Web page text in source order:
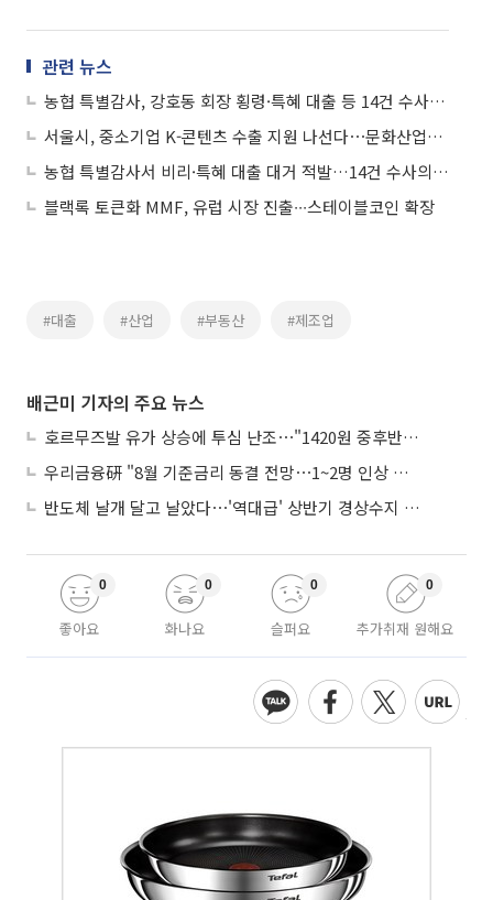
관련 뉴스
농협 특별감사, 강호동 회장 횡령·특혜 대출 등 14건 수사의뢰(종합)
서울시, 중소기업 K-콘텐츠 수출 지원 나선다⋯문화산업보증 도입
농협 특별감사서 비리·특혜 대출 대거 적발…14건 수사의뢰·96건 제도개선
블랙록 토큰화 MMF, 유럽 시장 진출∙∙∙스테이블코인 확장
#대출 #산업 #부동산 #제조업
배근미 기자의 주요 뉴스
호르무즈발 유가 상승에 투심 난조⋯"1420원 중후반 등락"
우리금융硏 "8월 기준금리 동결 전망⋯1~2명 인상 소수의견 낼 것"
반도체 날개 달고 날았다⋯'역대급' 상반기 경상수지 흑자 2000억달러 육박
좋아요
0
화나요
0
슬퍼요
0
추가취재 원해요
0